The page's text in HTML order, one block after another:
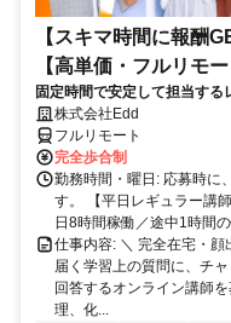
【スキマ時間に報酬
【高単価・フルリモー
固定時間で安定して担当す
ト講師から選べます！
株式会社Edd
フルリモート
完全歩合制
勤務時間・曜日: 応募時に
す。 【平日レギュラー講
日8時間稼働／途中1時間
仕事内容: ＼ 完全在宅・顔
届く学習上の質問に、チ
回答するオンライン講師
理、化...